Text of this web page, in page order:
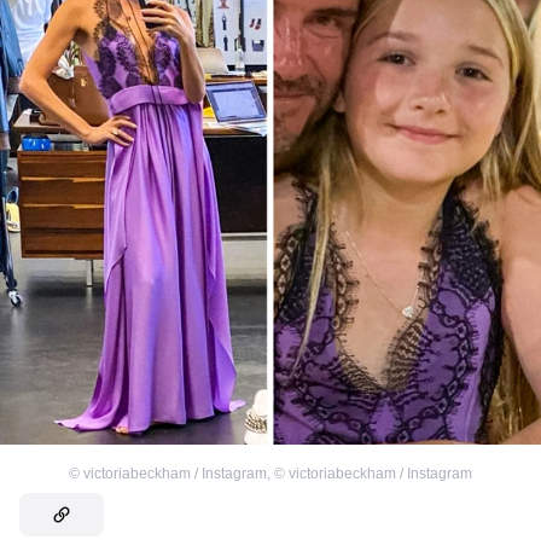
© victoriabeckham / Instagram, © victoriabeckham / Instagram